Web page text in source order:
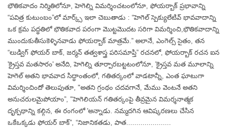
భౌతికవాదం నిర్మితిలోనూ, హెగెల్ని విమర్శించటంలోనూ, ఫోయర్బాక్ ప్రభావాన్ని
“పవిత్ర కుటుంబం”లో మార్క్స్ ఇలా చెబుతాడు : “హెగెల్ స్పెక్యులేటివ్ భావవాదాన్ని
ఒక క్రమ పద్ధతిలో భౌతికవాద పరంగా మొట్టమొదట సరిగా విమర్శించి,భౌతికవాదాన్ని
ముందుకుతీసుకెళ్ళినవాడు ఫోయర్బాక్ మాత్రమే.” అలానే, ఎంగెల్స్ సైతం, తన
“లుడ్విగ్ ఫోయర్ బాక్, జర్మన్ తత్వశాస్త్ర పరిసమాప్తి” రచనలో, ఫోయర్బాక్ రచన ఐన
'క్రైస్తవ మతసారం' అనేది, హెగెల్ని తూర్పారబట్టటంలోనూ, 'క్రైస్తవ మత మూలాన్ని
హెగెల్ అతని భావవాద సిద్ధాంతంలో, గతితర్కంలో వాడటాన్నీ, ఎంత ఘాటుగా
విమర్శించిందో తెలుపుతూ, "అతని గ్రంథం చదవగానే, మేము వెంటనే అతని
అనుచరులమైపోయాం”, "హెగెలియన్ గతితర్కంపై తీవ్రమైన విమర్శనాత్మక
దృక్పథాన్ని కల్గిన, ఈ రంగంలో 'అన్నాడు. నమ్మదగిన ఆవిష్కరణలు చేసిన
ఒకేఒక్కడు ఫోయర్ బాక్”, “నిజానికతడు, పాత......................